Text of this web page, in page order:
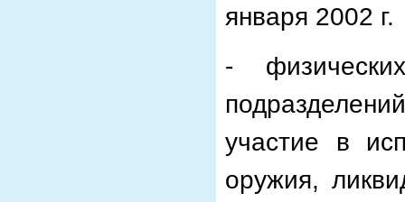
января 2002 г.
-
участие в
оружия,